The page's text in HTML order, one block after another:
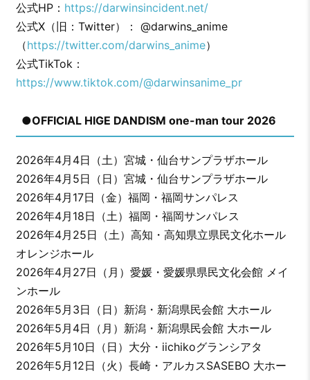
公式HP： https://darwinsincident.net/
公式X（旧：Twitter）： @darwins_anime
（https://twitter.com/darwins_anime）
公式TikTok：
https://www.tiktok.com/@darwinsanime_pr
●OFFICIAL HIGE DANDISM one-man tour 2026
2026年4月4日（土）宮城・仙台サンプラザホール
2026年4月5日（日）宮城・仙台サンプラザホール
2026年4月17日（金）福岡・福岡サンパレス
2026年4月18日（土）福岡・福岡サンパレス
2026年4月25日（土）高知・高知県立県民文化ホール
オレンジホール
2026年4月27日（月）愛媛・愛媛県県民文化会館 メイ
ンホール
2026年5月3日（日）新潟・新潟県民会館 大ホール
2026年5月4日（月）新潟・新潟県民会館 大ホール
2026年5月10日（日）大分・iichikoグランシアタ
2026年5月12日（火）長崎・アルカスSASEBO 大ホー